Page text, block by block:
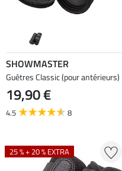
SHOWMASTER
Guêtres Classic (pour antérieurs)
19,90 €
4.5 8
25 % + 20 % EXTRA